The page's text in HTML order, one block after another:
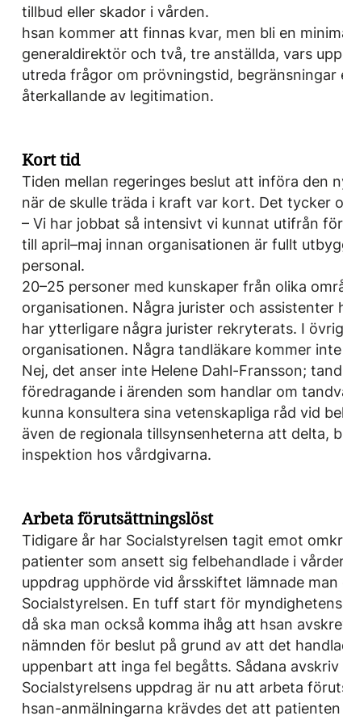
tillbud eller skador i vården.
hsan kommer att finnas kvar, men bli en
generaldirektör och två, tre anställda, vars
utreda frågor om prövningstid,
återkallande av legitimation.
Kort tid
Tiden mellan regeringes beslut att införa den
när de skulle träda i kraft var kort. Det tycker
– Vi har jobbat så intensivt vi kunnat utifrån
till april–maj innan organisationen är fullt
personal.
20–25 personer med kunskaper från olika
organisationen. Några jurister och
har ytterligare några jurister rekryterats. I
organisationen. Några tandläkare kommer
Nej, det anser inte Helene Dahl-Fransson;
föredragande i ärenden som handlar om
kunna konsultera sina vetenskapliga råd vid
även de regionala tillsynsenheterna att delta,
inspektion hos vårdgivarna.
Arbeta förutsättningslöst
Tidigare år har Socialstyrelsen tagit emot
patienter som ansett sig felbehandlade i
uppdrag upphörde vid årsskiftet lämnade
Socialstyrelsen. En tuff start för
då ska man också komma ihåg att hsan
nämnden för beslut på grund av att det
uppenbart att inga fel begåtts. Sådana avskriv
Socialstyrelsens uppdrag är nu att arbeta
hsan-anmälningarna krävdes det att